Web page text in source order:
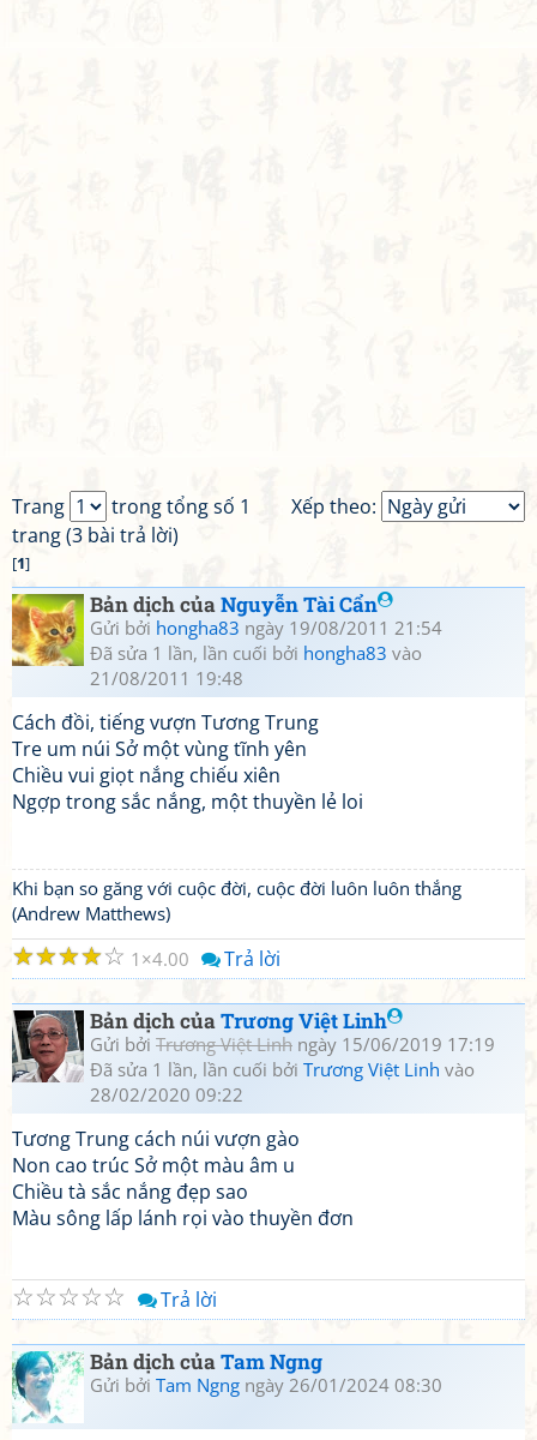
Xếp theo:
Trang
trong tổng số 1
trang (3 bài trả lời)
[1]
Bản dịch củaNguyễn Tài Cẩn
Gửi bởi hongha83 ngày 19/08/2011 21:54
Đã sửa 1 lần, lần cuối bởi hongha83 vào
21/08/2011 19:48
Cách đồi, tiếng vượn Tương Trung
Tre um núi Sở một vùng tĩnh yên
Chiều vui giọt nắng chiếu xiên
Ngợp trong sắc nắng, một thuyền lẻ loi
Khi bạn so găng với cuộc đời, cuộc đời luôn luôn thắng
(Andrew Matthews)
☆
☆
☆
☆
☆ 1 4.00 Trả lời
Bản dịch củaTrương Việt Linh
Gửi bởi Trương Việt Linh ngày 15/06/2019 17:19
Đã sửa 1 lần, lần cuối bởi Trương Việt Linh vào
28/02/2020 09:22
Tương Trung cách núi vượn gào
Non cao trúc Sở một màu âm u
Chiều tà sắc nắng đẹp sao
Màu sông lấp lánh rọi vào thuyền đơn
☆
☆
☆
☆
☆ Trả lời
Bản dịch củaTam Ngng
Gửi bởi Tam Ngng ngày 26/01/2024 08:30